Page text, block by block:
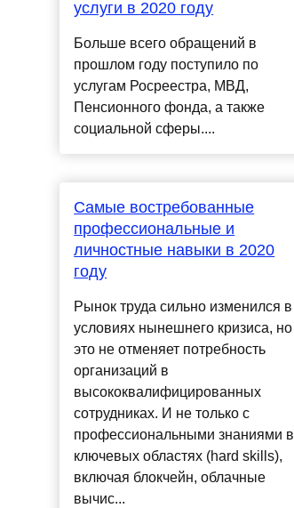
услуги в 2020 году
Больше всего обращений в
прошлом году поступило по
услугам Росреестра, МВД,
Пенсионного фонда, а также
социальной сферы....
Самые востребованные
профессиональные и
личностные навыки в 2020
году
Рынок труда сильно изменился в
условиях нынешнего кризиса, но
это не отменяет потребность
организаций в
высококвалифицированных
сотрудниках. И не только с
профессиональными знаниями в
ключевых областях (hard skills),
включая блокчейн, облачные
вычис...